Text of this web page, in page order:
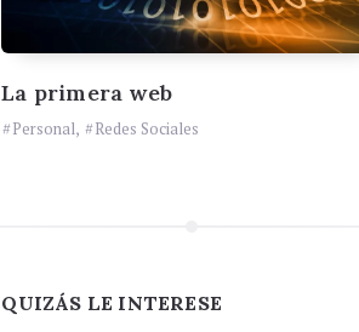
La primera web
Personal, Redes Sociales
QUIZÁS LE INTERESE